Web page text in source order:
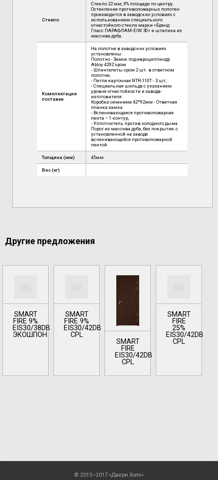
Стекло
Стекло 22 мм, 9% площади по центру.
Остекление противопожарных полотен
производится в заводских условиях с
использованием специального
огнестойкого стекла марки «Бранд
Гласс ПАРАФЛАМ-EIW 30» и штапика из
массива дуба.
Комплектация
поставки
На полотне в заводских условиях
установлены:
Полотно - Замок под евроциллиндр
Abloy 4292 хром
- Шпингалеты хром 2 шт. в ответном
полотне;
- Петля карточная NTR-110T - 3 шт;
- Специальная шильда с указанием
уровня огнестойкости и завода-
изготовителя.
Коробка сечением 42*92мм - Ответная
планка замка
- Вспенивающаяся противопожарная
лента – 1 контур,
- Уплотнитель против холодного дыма
Порог из массива дуба, без покрытия, с
установленной на заводе
вспенивающейся противопожарной
лентой
Толщина (мм) 45мм
Вес (кг)
Другие предложения
SMART
FIRE 9%
EIS30/38DB
ЭКОШПОН
SMART
FIRE 9%
EIS30/42DB
CPL
SMART
FIRE
EIS30/42DB
CPL
SMART
FIRE
25%
EIS30/42DB
CPL
© 2015—2017 «Двери Холл»